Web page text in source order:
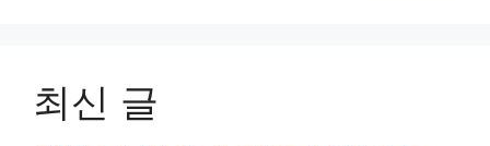
최신 글